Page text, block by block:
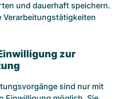
und dauerhaft speichern.
Verarbeitungstätigkeiten
zur
sind nur mit